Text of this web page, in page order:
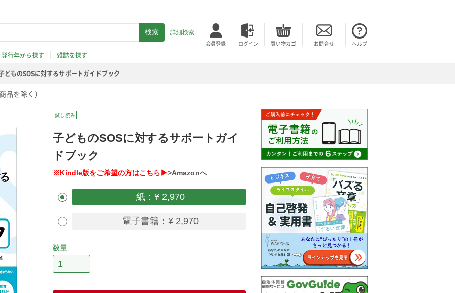
詳細検索
会員登録 ログイン 買い物カゴ お問合せ ヘルプ
発行年から探す
雑誌を探す
どものSOSに対するサポートガイドブック
品を除く）
試し読み
子どものSOSに対するサポートガイ
ドブック
※Kindle版をご希望の方はこちら▶>Amazonへ
紙：¥ 2,970
電子書籍：¥ 2,970
数量